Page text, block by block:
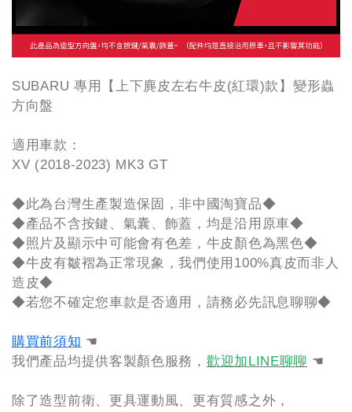
SUBARU 專用【上下麂皮左右牛皮(紅環)款】變形蟲
方向盤
適用車款：
XV (2018-2023) MK3 GT
◆此為台灣生產製造保固，非中國淘寶品◆
◆產品不含按鍵、氣囊、飾蓋，均是沿用原車◆
◆照片及顯示中可能會有色差，牛皮顏色為黑色◆
◆牛皮有皺褶為正常現象，我們使用100%真皮而非人
造皮◆
◆若您不確定您車款是否適用，請務必先訊息聊聊◆
購買前須知 ☚
我們產品均提供客製顏色服務， 歡迎加LINE聊聊 ☚
除了造型前衛、更具運動風、更有質感之外，